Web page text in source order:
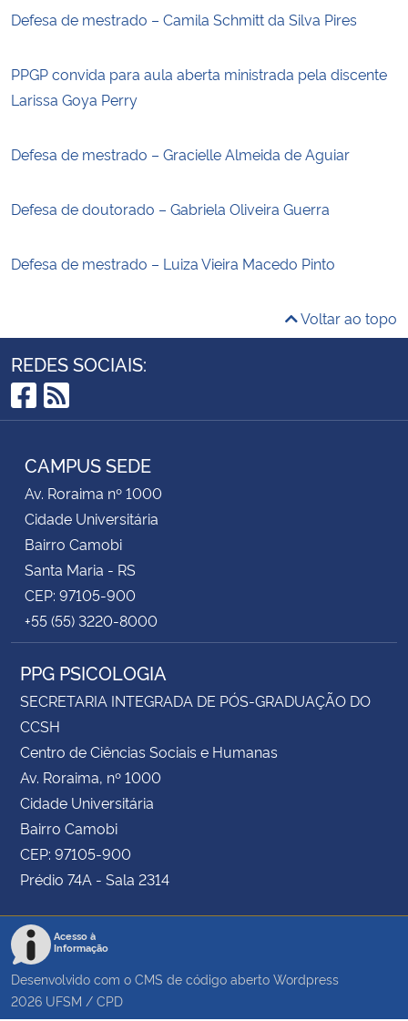
Defesa de mestrado – Camila Schmitt da Silva Pires
PPGP convida para aula aberta ministrada pela discente
Larissa Goya Perry
Defesa de mestrado – Gracielle Almeida de Aguiar
Defesa de doutorado – Gabriela Oliveira Guerra
Defesa de mestrado – Luiza Vieira Macedo Pinto
Voltar ao topo
REDES SOCIAIS:
Facebook
RSS
CAMPUS SEDE
Av. Roraima nº 1000
Cidade Universitária
Bairro Camobi
Santa Maria - RS
CEP: 97105-900
+55 (55) 3220-8000
PPG PSICOLOGIA
SECRETARIA INTEGRADA DE PÓS-GRADUAÇÃO DO
CCSH
Centro de Ciências Sociais e Humanas
Av. Roraima, nº 1000
Cidade Universitária
Bairro Camobi
CEP: 97105-900
Prédio 74A - Sala 2314
Acesso à
Informação
Desenvolvido com o CMS de código aberto Wordpress
2026 UFSM / CPD